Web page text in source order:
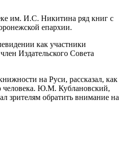
им. И.С. Никитина ряд книг с
епархии.
как участники
Издательского Совета
на Руси, рассказал, как
человека. Ю.М. Кублановский,
зрителям обратить внимание на